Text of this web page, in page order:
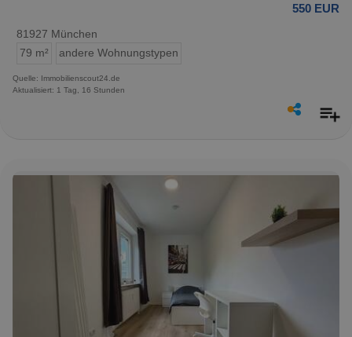
550 EUR
81927 München
79 m²
andere Wohnungstypen
Quelle: Immobilienscout24.de
Aktualisiert: 1 Tag, 16 Stunden